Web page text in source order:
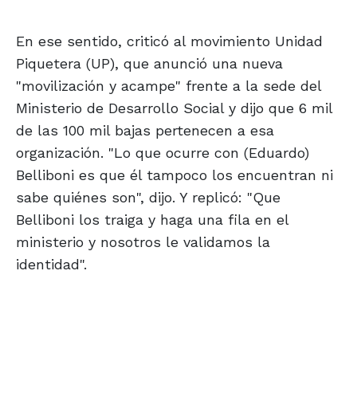
En ese sentido, criticó al movimiento Unidad
Piquetera (UP), que anunció una nueva
"movilización y acampe" frente a la sede del
Ministerio de Desarrollo Social y dijo que 6 mil
de las 100 mil bajas pertenecen a esa
organización. "Lo que ocurre con (Eduardo)
Belliboni es que él tampoco los encuentran ni
sabe quiénes son", dijo. Y replicó: "Que
Belliboni los traiga y haga una fila en el
ministerio y nosotros le validamos la
identidad".